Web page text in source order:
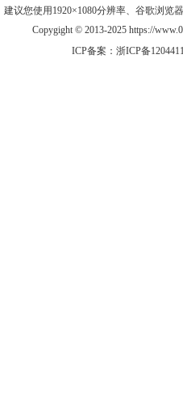
建议您使用1920×1080分辨率、谷歌浏览
Copygight © 2013-2025 https://
ICP备案： 浙ICP备